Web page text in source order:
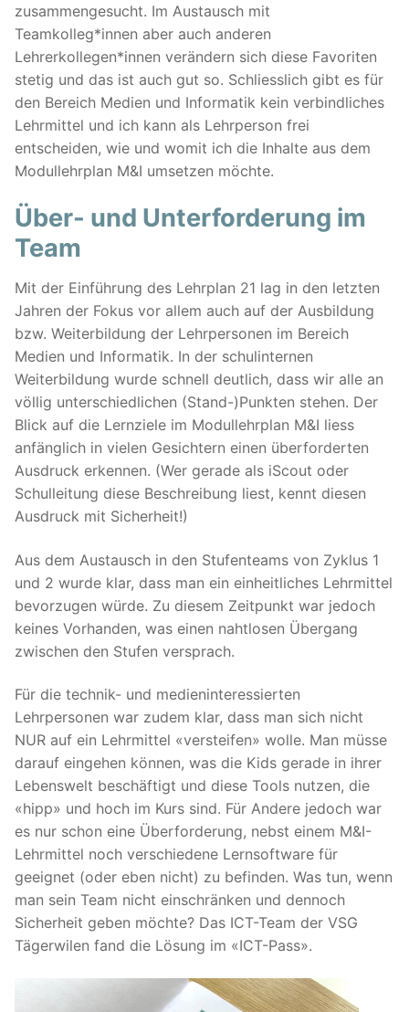
zusammengesucht. Im Austausch mit
Teamkolleg*innen aber auch anderen
Lehrerkollegen*innen verändern sich diese Favoriten
stetig und das ist auch gut so. Schliesslich gibt es für
den Bereich Medien und Informatik kein verbindliches
Lehrmittel und ich kann als Lehrperson frei
entscheiden, wie und womit ich die Inhalte aus dem
Modullehrplan M&I umsetzen möchte.
Über- und Unterforderung im
Team
Mit der Einführung des Lehrplan 21 lag in den letzten
Jahren der Fokus vor allem auch auf der Ausbildung
bzw. Weiterbildung der Lehrpersonen im Bereich
Medien und Informatik. In der schulinternen
Weiterbildung wurde schnell deutlich, dass wir alle an
völlig unterschiedlichen (Stand-)Punkten stehen. Der
Blick auf die Lernziele im Modullehrplan M&I liess
anfänglich in vielen Gesichtern einen überforderten
Ausdruck erkennen. (Wer gerade als iScout oder
Schulleitung diese Beschreibung liest, kennt diesen
Ausdruck mit Sicherheit!)
Aus dem Austausch in den Stufenteams von Zyklus 1
und 2 wurde klar, dass man ein einheitliches Lehrmittel
bevorzugen würde. Zu diesem Zeitpunkt war jedoch
keines Vorhanden, was einen nahtlosen Übergang
zwischen den Stufen versprach.
Für die technik- und medieninteressierten
Lehrpersonen war zudem klar, dass man sich nicht
NUR auf ein Lehrmittel «versteifen» wolle. Man müsse
darauf eingehen können, was die Kids gerade in ihrer
Lebenswelt beschäftigt und diese Tools nutzen, die
«hipp» und hoch im Kurs sind. Für Andere jedoch war
es nur schon eine Überforderung, nebst einem M&I-
Lehrmittel noch verschiedene Lernsoftware für
geeignet (oder eben nicht) zu befinden. Was tun, wenn
man sein Team nicht einschränken und dennoch
Sicherheit geben möchte? Das ICT-Team der VSG
Tägerwilen fand die Lösung im «ICT-Pass».